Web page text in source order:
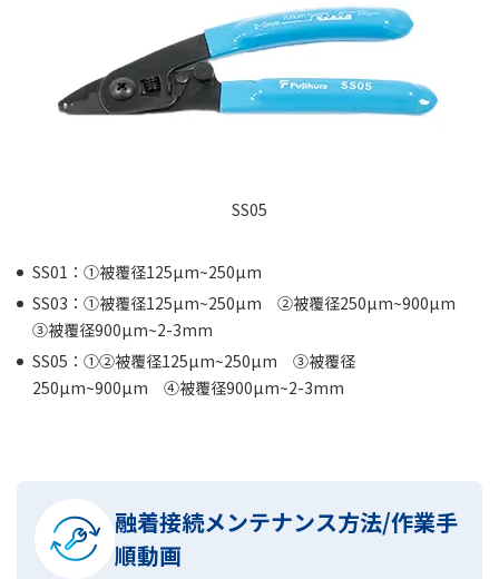
SS05
SS01：①被覆径125µm~250µm
SS03：①被覆径125µm~250µm ②被覆径250µm~900µm
③被覆径900µm~2-3mm
SS05：①②被覆径125µm~250µm ③被覆径
250µm~900µm ④被覆径900µm~2-3mm
融着接続メンテナンス方法/作業手
順動画